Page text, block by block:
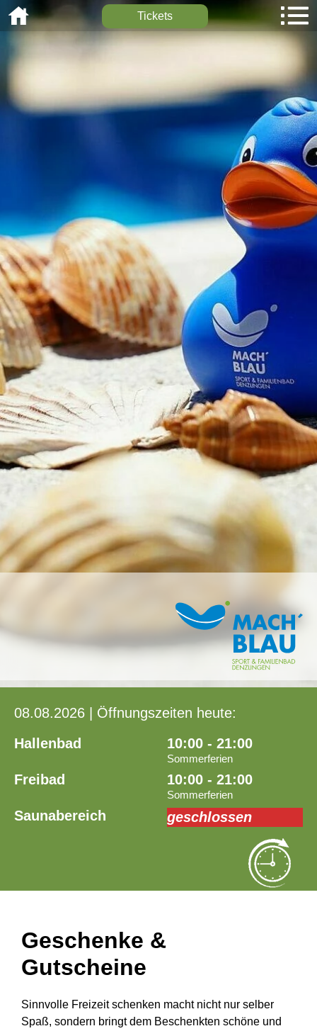
Tickets
08.08.2026 | Öffnungszeiten heute:
Hallenbad
10:00 - 21:00
Sommerferien
Freibad 10:00 - 21:00
Sommerferien
Saunabereich geschlossen
Geschenke &
Gutscheine
Sinnvolle Freizeit schenken macht nicht nur selber
Spaß, sondern bringt dem Beschenkten schöne und